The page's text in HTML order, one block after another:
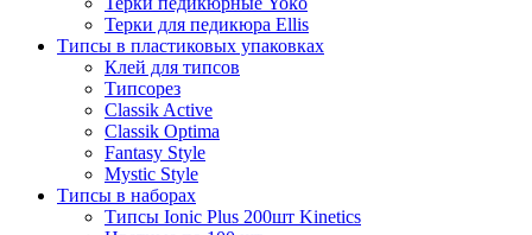
Терки для педикюра Ellis
Типсы в пластиковых упаковках
Клей для типсов
Типсорез
Classik Active
Classik Optima
Fantasy Style
Mystic Style
Типсы в наборах
Типсы Ionic Plus 200шт Kinetics